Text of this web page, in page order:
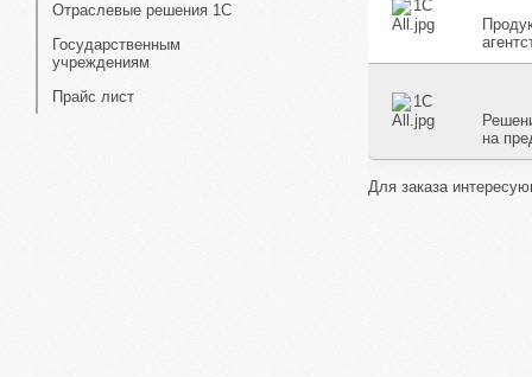
на
Для заказа
Отраслевые решения 1С
Государственным
учреждениям
Прайс лист